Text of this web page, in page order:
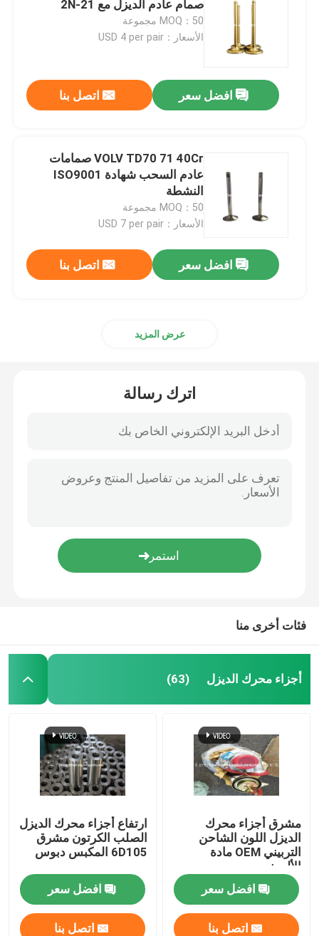
مجموعات اسطوانة
تجميع محرك الديزل
أسطوانة صغيرة
آلة حفارة صغيرة
صمام عادم الديزل مع 21-2N
MOQ：50 مجموعة
الأسعار：USD 4 per pair
افضل سعر اتصل بنا
VOLV TD70 71 40Cr صمامات
عادم السحب شهادة ISO9001
النشطة
MOQ：50 مجموعة
الأسعار：USD 7 per pair
افضل سعر اتصل بنا
عرض المزيد
اترك رسالة
فئات أخرى منا
أجزاء محرك الديزل (63)
مشرق أجزاء محرك
الديزل اللون الشاحن
التربيني OEM مادة
الألومنيوم
افضل سعر
اتصل بنا
ارتفاع أجزاء محرك الديزل
الصلب الكرتون مشرق
6D105 المكبس دبوس
افضل سعر
اتصل بنا